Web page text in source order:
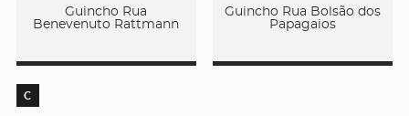
Guincho Rua
Benevenuto Rattmann
Guincho Rua Bolsão dos
Papagaios
C